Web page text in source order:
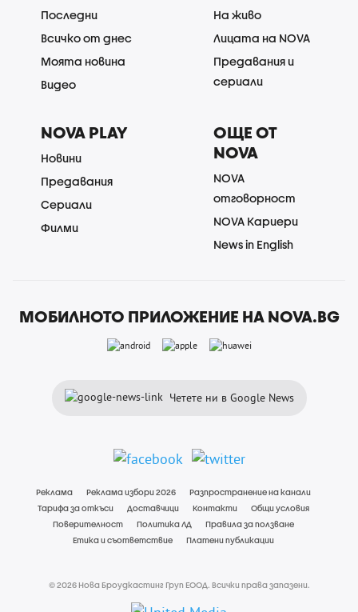
Последни
Всичко от днес
Моята новина
Видео
На живо
Лицата на NOVA
Предавания и
сериали
NOVA PLAY
Новини
Предавания
Сериали
Филми
ОЩЕ ОТ
NOVA
NOVA
отговорност
NOVA Кариери
News in English
МОБИЛНОТО ПРИЛОЖЕНИЕ НА NOVA.BG
Четете ни в Google News
Реклама Реклама избори 2026
Разпространение на канали
Тарифа за откъси
Доставчици Контакти
Общи условия
Поверителност
Политика ЛД
Правила за ползване
Етика и съответствие
Платени публикации
© 2026 Нова Броудкастинг Груп ЕООД. Всички права запазени.